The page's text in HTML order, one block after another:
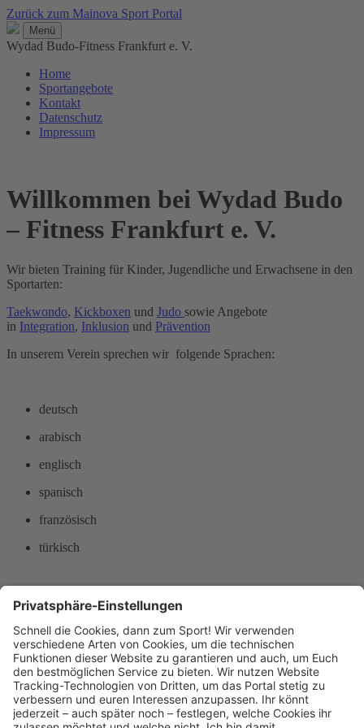
Zurück zum Mainova Sport Portal
Menü
Wydad Budo-Fitness Frankfurt e. V.
Home
Sportangebote
Kontakt
Datenschutz
Impressum
Willkommen bei Wydad Budo
– Fitness Frankfurt e. V.
Wir bieten Training für Kinder, Jugendliche und Erwachsene in den
Sportarten:
Taekwondo, Kickboxen und Judo sowie Angebote
in Integration, Inklusion und Prävention
In unserem Verein sprechen wir folgende Sprachen:
deutsch
arabisch
englisch
spanisch
französisch
türkisch
Wydad Budo-Fitness Frankfurt e. V.
niddastrasse, 3
65479 Raunheim
E-Mail:fakkar@hotmail.de
Telefon: 017677056965
Website:http://wydad-budo.fitness/
Sitemap